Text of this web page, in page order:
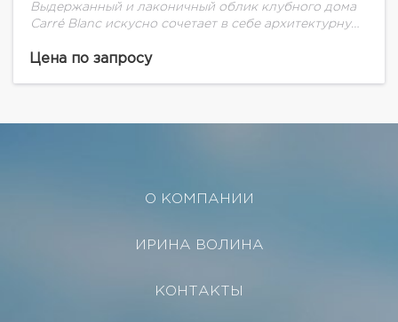
Выдержанный и лаконичный облик клубного дома
Carré Blanc искусно сочетает в себе архитектурную
кварталу с собственной художественной
Цена по запросу
О КОМПАНИИ
ИРИНА ВОЛИНА
КОНТАКТЫ